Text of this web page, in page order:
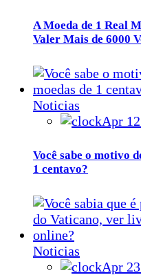
A Moeda de 1 Real
Valer Mais de 6000
Noticias
Apr
Você sabe o motivo
1 centavo?
Noticias
Apr